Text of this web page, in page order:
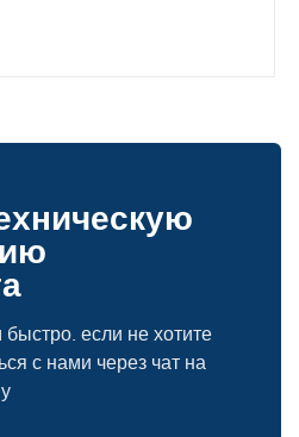
если не хотите
с нами через чат на